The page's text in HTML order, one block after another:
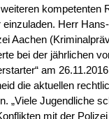
kompetenten
einzuladen. Herr
Aachen
bei der jährlichen
am
die aktuellen
„Viele Jugendliche
mit der